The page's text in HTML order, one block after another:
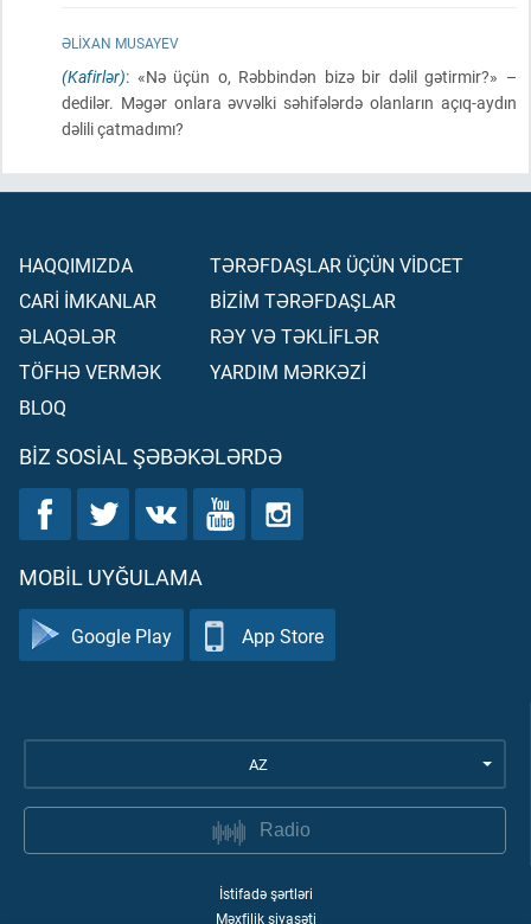
ƏLIXAN MUSAYEV
(Kafirlər): «Nə üçün o, Rəbbindən bizə bir dəlil gətirmir?» –
dedilər. Məgər onlara əvvəlki səhifələrdə olanların açıq-aydın
dəlili çatmadımı?
HAQQIMIZDA
CARİ İMKANLAR
ƏLAQƏLƏR
TÖFHƏ VERMƏK
BLOQ
TƏRƏFDAŞLAR ÜÇÜN VİDCET
BİZİM TƏRƏFDAŞLAR
RƏY VƏ TƏKLİFLƏR
YARDIM MƏRKƏZİ
BIZ SOSIAL ŞƏBƏKƏLƏRDƏ
MOBIL UYĞULAMA
Google Play App Store
AZ
Radio
İstifadə şərtləri
Məxfilik siyasəti